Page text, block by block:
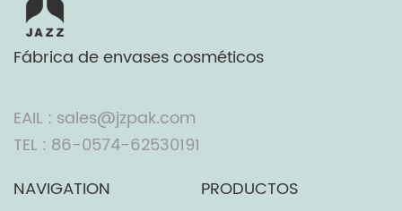
Fábrica de envases cosméticos
EAIL : sales@jzpak.com
TEL : 86-0574-62530191
NAVIGATION
PRODUCTOS